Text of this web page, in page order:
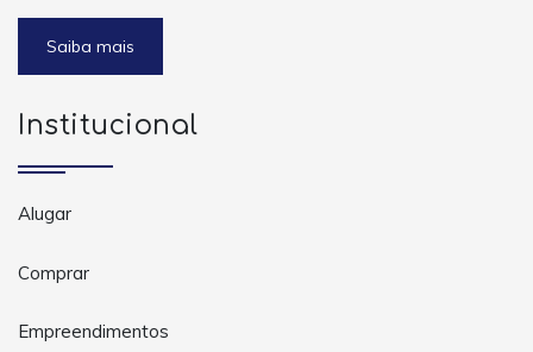
Saiba mais
Institucional
Alugar
Comprar
Empreendimentos